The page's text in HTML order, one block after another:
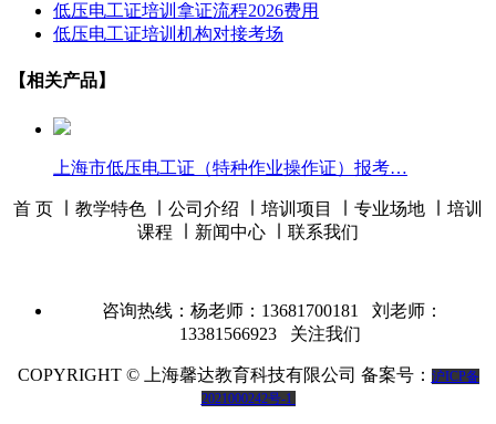
低压电工证培训拿证流程2026费用
低压电工证培训机构对接考场
【相关产品】
上海市低压电工证（特种作业操作证）报考…
首 页 ∣ 教学特色 公司介绍 培训项目 专业场地
培训
课程
新闻中心 联系我们
咨询热线：杨老师：13681700181 刘老师：
13381566923
关注我们
COPYRIGHT © 上海馨达教育科技有限公司 备案号： 沪ICP备
2021000242号-1